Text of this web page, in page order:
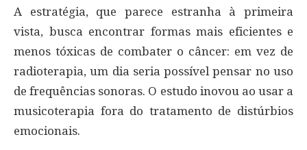
A estratégia, que parece estranha à primeira
vista, busca encontrar formas mais eficientes e
menos tóxicas de combater o câncer: em vez de
radioterapia, um dia seria possível pensar no uso
de frequências sonoras. O estudo inovou ao usar a
musicoterapia fora do tratamento de distúrbios
emocionais.